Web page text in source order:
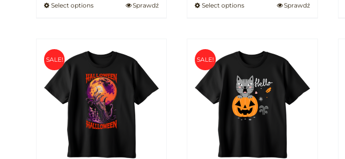
Select options Sprawdź Select options Sprawdź
SALE! SALE!